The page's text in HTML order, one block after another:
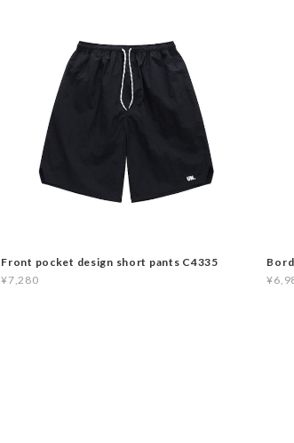
Front pocket design short pants C4335
¥7,280